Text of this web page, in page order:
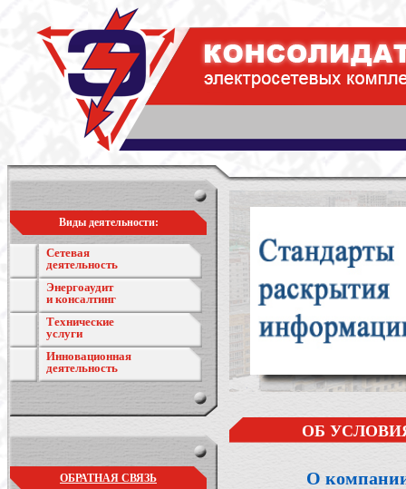
Виды деятельности:
Сетевая
деятельность
Энергоаудит
и консалтинг
Технические
услуги
Инновационная
деятельность
ОБРАТНАЯ СВЯЗЬ
ОБ
О